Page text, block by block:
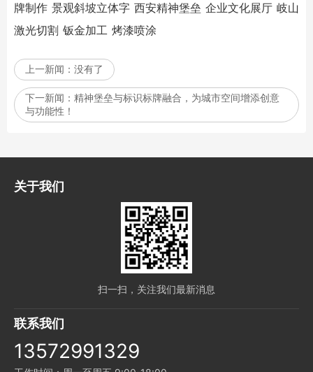
牌制作 景观斜坡立体字 西安精神堡垒 企业文化展厅 岐山
激光切割 钣金加工 烤漆喷涂
上一新闻： 没有了
下一新闻： 精神堡垒与标识标牌融合，为城市空间增添创意
与功能性！
关于我们
扫一扫，关注我们最新消息
联系我们
13572991329